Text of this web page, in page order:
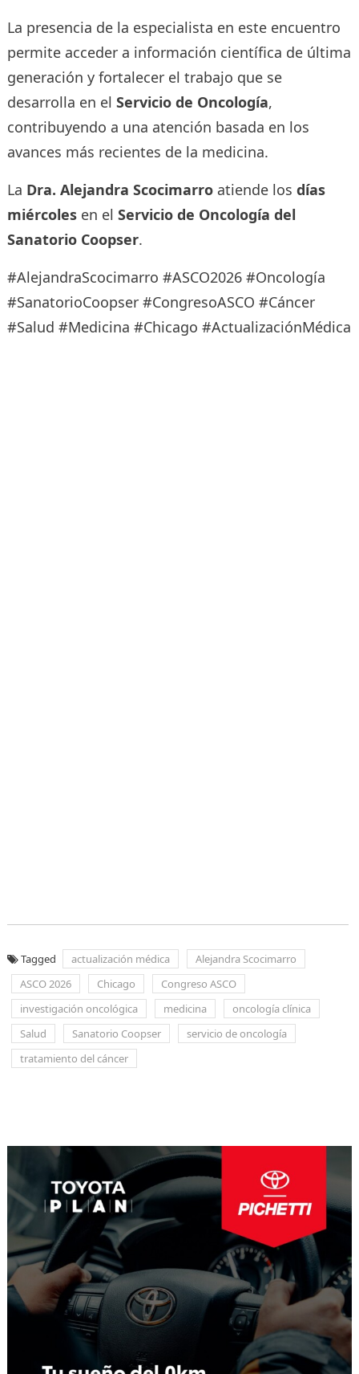
La presencia de la especialista en este encuentro
permite acceder a información científica de última
generación y fortalecer el trabajo que se
desarrolla en el Servicio de Oncología,
contribuyendo a una atención basada en los
avances más recientes de la medicina.
La Dra. Alejandra Scocimarroatiende los días
miércolesen el Servicio de Oncología del
Sanatorio Coopser.
#AlejandraScocimarro #ASCO2026 #Oncología
#SanatorioCoopser #CongresoASCO #Cáncer
#Salud #Medicina #Chicago #ActualizaciónMédica
Tagged actualización médica
Alejandra Scocimarro
ASCO 2026
Chicago
Congreso ASCO
investigación oncológica
medicina
oncología clínica
Salud
Sanatorio Coopser
servicio de oncología
tratamiento del cáncer
entradas